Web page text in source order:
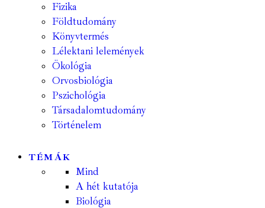
Fizika
Földtudomány
Könyvtermés
Lélektani lelemények
Ökológia
Orvosbiológia
Pszichológia
Társadalomtudomány
Történelem
TÉMÁK
Mind
A hét kutatója
Biológia